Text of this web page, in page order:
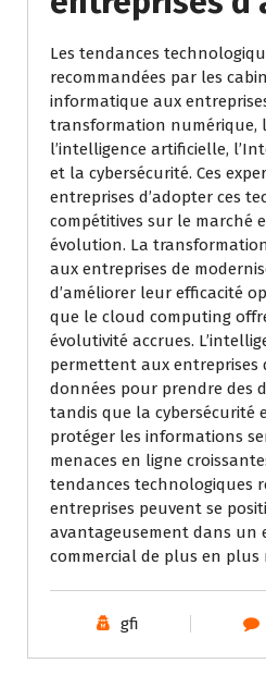
Les tendances
recommandées par les
informatique aux
transformation numérique,
l’intelligence artificielle,
et la cybersécurité. Ces
entreprises d’adopter ces
compétitives sur le marché
évolution. La
aux entreprises de
d’améliorer leur efficacité
que le cloud computing
évolutivité accrues.
permettent aux entreprises
données pour prendre des
tandis que la cybersécurité
protéger les informations
menaces en ligne
tendances technologiques
entreprises peuvent se
avantageusement dans un
commercial de plus en plus
gfi